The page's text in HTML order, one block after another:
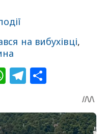
на вибухівці,
WhatsApp
Telegram